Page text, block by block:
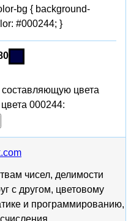
bg { background-
#000244; }
цвета
000244:
чисел, делимости
с другом, цветовому
и программированию,